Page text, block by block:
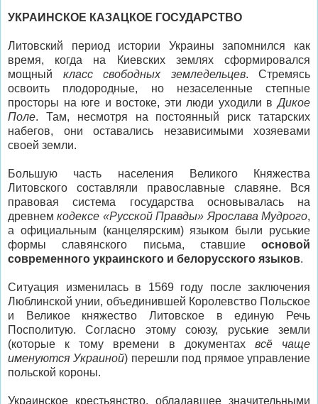
УКРАИНСКОЕ КАЗАЦКОЕ ГОСУДАРСТВО
Литовский период истории Украины запомнился как
время, когда на Киевских землях сформировался
мощный класс свободных земледельцев. Стремясь
освоить плодородные, но незаселенные степные
просторы на юге и востоке, эти люди уходили вДикое
Поле. Там, несмотря на постоянный риск татарских
набегов, они оставались независимыми хозяевами
своей земли.
Большую часть населения Великого Княжества
Литовского составляли православные славяне. Вся
правовая система государства основывалась на
древнемкодексе «Русской Правды» Ярослава Мудрого,
а официальным (канцелярским) языком были руськие
формы славянского письма, ставшие основой
современного украинского и белорусского языков.
Ситуация изменилась в 1569 году после заключения
Люблинской унии, объединившей Королевство Польское
и Великое княжество Литовское в единую Речь
Посполитую. Согласно этому союзу, руськие земли
(которые к тому времени в документах всё чаще
именуются Украиной) перешли под прямое управление
польской короны.
Украинское крестьянство, обладавшее значительными